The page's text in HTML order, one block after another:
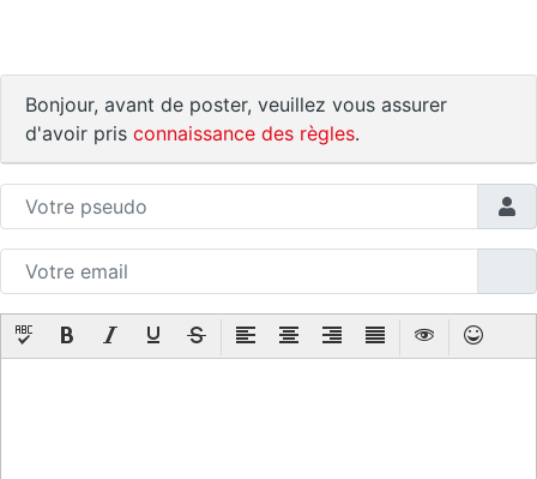
Bonjour, avant de poster, veuillez vous assurer
d'avoir pris connaissance des règles.